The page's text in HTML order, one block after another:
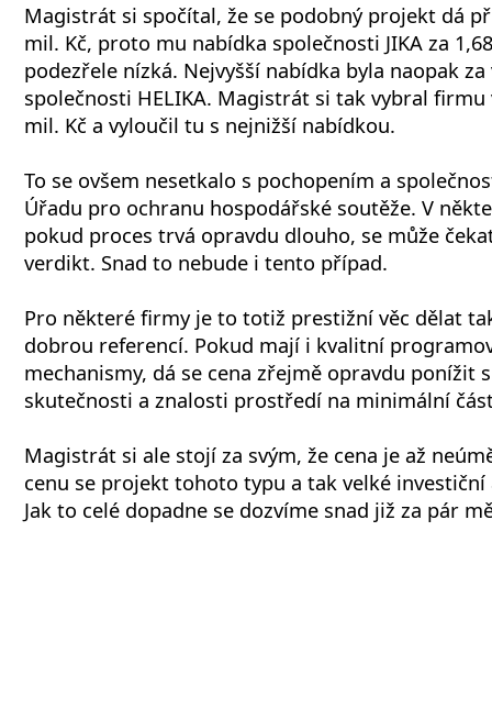
Magistrát si spočítal, že se podobný projekt dá
mil. Kč, proto mu nabídka společnosti JIKA za
podezřele nízká. Nejvyšší nabídka byla naopak
společnosti HELIKA. Magistrát si tak vybral firmu
mil. Kč a vyloučil tu s nejnižší nabídkou.
To se ovšem nesetkalo s pochopením a
Úřadu pro ochranu hospodářské soutěže. V
pokud proces trvá opravdu dlouho, se může
verdikt. Snad to nebude i tento případ.
Pro některé firmy je to totiž prestižní věc dělat
dobrou referencí. Pokud mají i kvalitní
mechanismy, dá se cena zřejmě opravdu ponížit
skutečnosti a znalosti prostředí na minimální
Magistrát si ale stojí za svým, že cena je až
cenu se projekt tohoto typu a tak velké
Jak to celé dopadne se dozvíme snad již za pár